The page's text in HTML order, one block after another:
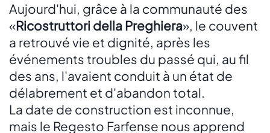
Aujourd'hui, grâce à la communauté des
«Ricostruttori della Preghiera», le couvent
a retrouvé vie et dignité, après les
événements troubles du passé qui, au fil
des ans, l'avaient conduit à un état de
délabrement et d'abandon total.
La date de construction est inconnue,
mais le Regesto Farfense nous apprend